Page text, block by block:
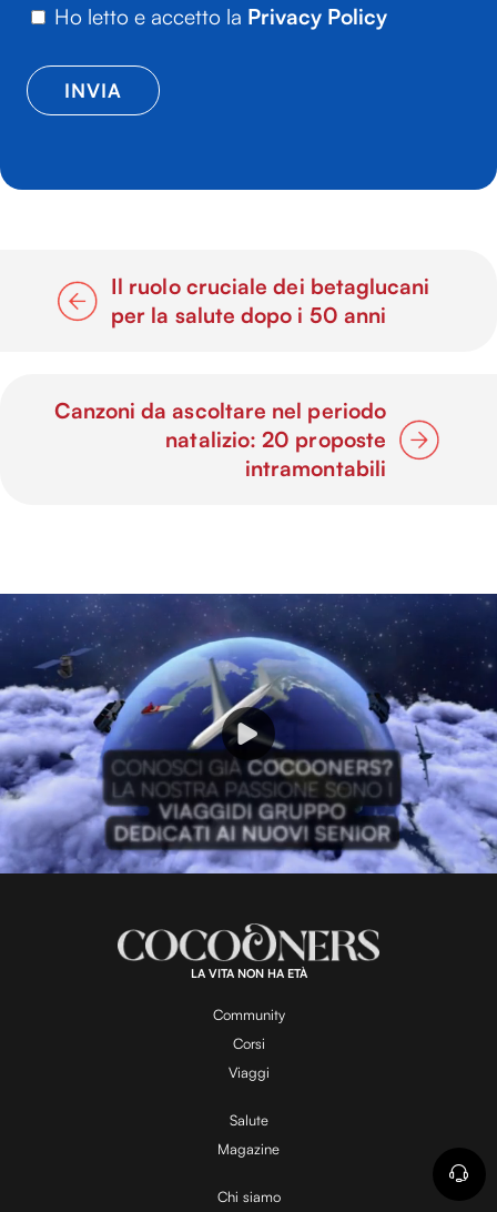
Ho letto e accetto la Privacy Policy
Il ruolo cruciale dei betaglucani
per la salute dopo i 50 anni
Canzoni da ascoltare nel periodo
natalizio: 20 proposte
intramontabili
P
l
a
y
V
i
U
n
o
:
1
0
0
.
0
LA VITA NON HA ETÀ
Community
Corsi
Viaggi
Salute
Magazine
Chi siamo